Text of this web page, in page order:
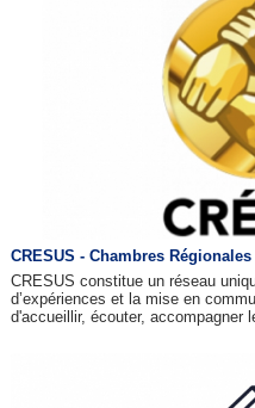
CRESUS - Chambres
CRESUS constitue un réseau
d’expériences et la mise en
d'accueillir, écouter, accompagner